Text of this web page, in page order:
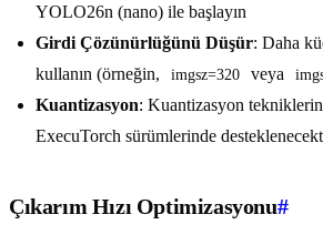
YOLO26n (nano) ile başlayın
Girdi Çözünürlüğünü Düşür: Daha
kullanın (örneğin,
imgsz=320 veya
Kuantizasyon: Kuantizasyon
ExecuTorch sürümlerinde
Çıkarım Hızı Optimizasyonu#